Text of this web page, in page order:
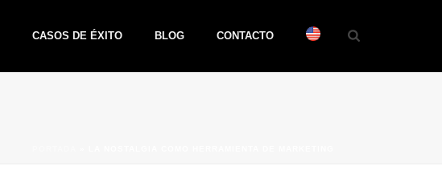
CASOS DE ÉXITO BLOG CONTACTO